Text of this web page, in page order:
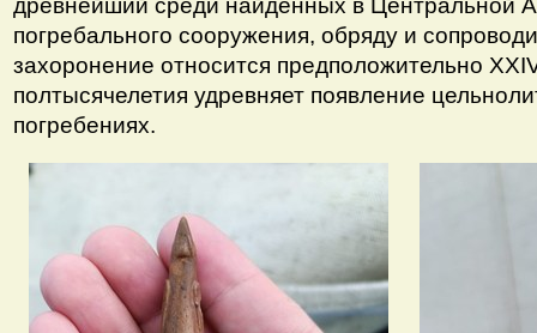
древнейший среди найденных в Центральной
погребального сооружения, обряду и
захоронение относится предположительно
полтысячелетия удревняет появление
погребениях.